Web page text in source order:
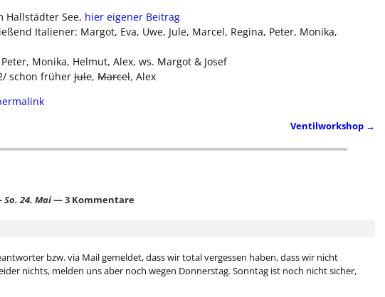
Hallstädter See, hier eigener Beitrag
Italiener: Margot, Eva, Uwe, Jule, Marcel, Regina, Peter, Monika,
Monika, Helmut, Alex, ws. Margot & Josef
schon früher Jule, Marcel, Alex
Ventilworkshop →
So. 24. Mai— 3 Kommentare
bzw. via Mail gemeldet, dass wir total vergessen haben, dass wir nicht
nichts, melden uns aber noch wegen Donnerstag. Sonntag ist noch nicht sicher,